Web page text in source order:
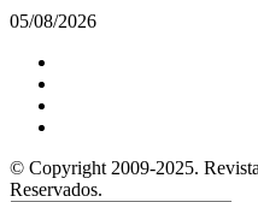
05/08/2026
© Copyright 2009-2025.
Reservados.